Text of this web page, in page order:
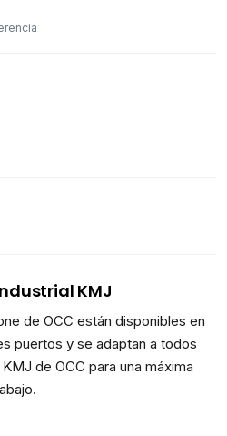
KMJ
de OCC están disponibles en
puertos y se adaptan a todos
de OCC para una máxima